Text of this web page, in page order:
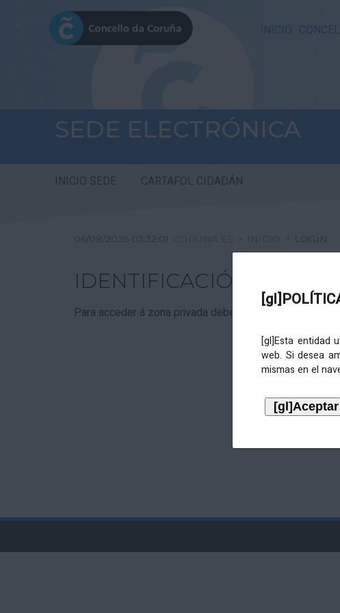
INICIO
SEDE ELECTRÓNICA
INICIO SEDE CARTAFOL CIDADÁN
[gl]Esta entidad
web. Si desea
mismas en el
06/08/2026 03:32:01 CORUNA.ES > INICIO > LOGIN
IDENTIFICACIÓN
Para acceder á zona privada debe identificarse